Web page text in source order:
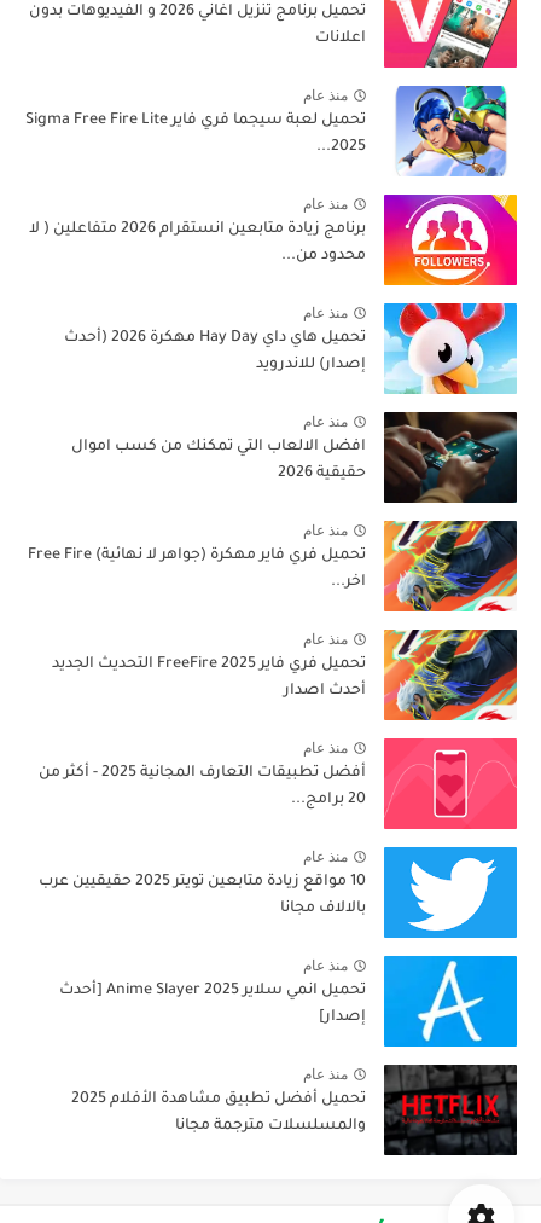
تحميل برنامج تنزيل اغاني 2026 و الفيديوهات بدون
اعلانات
منذ عام
تحميل لعبة سيجما فري فاير Sigma Free Fire Lite
2025...
منذ عام
برنامج زيادة متابعين انستقرام 2026 متفاعلين ( لا
محدود من...
منذ عام
تحميل هاي داي Hay Day مهكرة 2026 (أحدث
إصدار) للاندرويد
منذ عام
افضل الالعاب التي تمكنك من كسب اموال
حقيقية 2026
منذ عام
تحميل فري فاير مهكرة (جواهر لا نهائية) Free Fire
اخر...
منذ عام
تحميل فري فاير 2025 FreeFire التحديث الجديد
أحدث اصدار
منذ عام
أفضل تطبيقات التعارف المجانية 2025 - أكثر من
20 برامج...
منذ عام
10 مواقع زيادة متابعين تويتر 2025 حقيقيين عرب
بالالاف مجانا
منذ عام
تحميل انمي سلاير 2025 Anime Slayer [أحدث
إصدار]
منذ عام
تحميل أفضل تطبيق مشاهدة الأفلام 2025
والمسلسلات مترجمة مجانا